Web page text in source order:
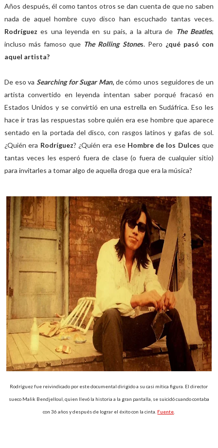
Años después, él como tantos otros se dan cuenta de que no saben
nada de aquel hombre cuyo disco han escuchado tantas veces.
Rodríguezes una leyenda en su país, a la altura de The Beatles,
incluso más famoso que The Rolling Stones. Pero ¿qué pasó con
aquel artista?
De eso va Searching for Sugar Man, de cómo unos seguidores de un
artista convertido en leyenda intentan saber porqué fracasó en
Estados Unidos y se convirtió en una estrella en Sudáfrica. Eso les
hace ir tras las respuestas sobre quién era ese hombre que aparece
sentado en la portada del disco, con rasgos latinos y gafas de sol.
¿Quién era Rodríguez? ¿Quién era ese Hombre de los Dulcesque
tantas veces les esperó fuera de clase (o fuera de cualquier sitio)
para invitarles a tomar algo de aquella droga que era la música?
Rodríguez fue reivindicado por este documental dirigido a su casi mítica figura. El director
sueco Malik Bendjelloul, quien llevó la historia a la gran pantalla, se suicidó cuando contaba
con 36 años y después de lograr el éxito con la cinta. Fuente